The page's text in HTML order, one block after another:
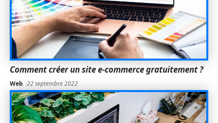
Comment créer un site e-commerce gratuitement ?
Web 22 septembre 2022